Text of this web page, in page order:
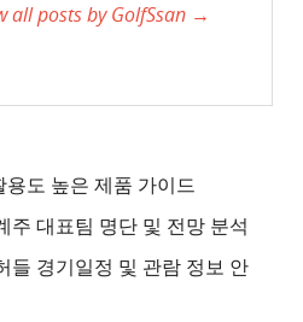
all posts by GolfSsan →
도 높은 제품 가이드
주 대표팀 명단 및 전망 분석
들 경기일정 및 관람 정보 안